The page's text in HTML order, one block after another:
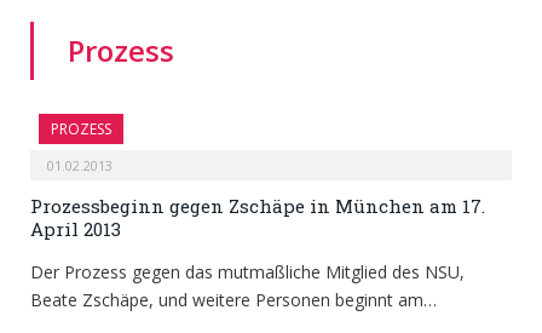
Prozess
PROZESS
01.02.2013
Prozessbeginn gegen Zschäpe in München am 17.
April 2013
Der Prozess gegen das mutmaßliche Mitglied des NSU,
Beate Zschäpe, und weitere Personen beginnt am…